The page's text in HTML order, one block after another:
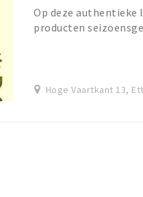
Op deze
producten
Hoge Vaartkant 13,